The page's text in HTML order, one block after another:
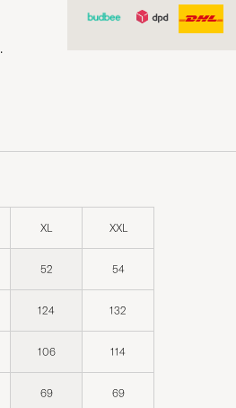
.
XL XXL
52 54
124 132
106 114
69 69